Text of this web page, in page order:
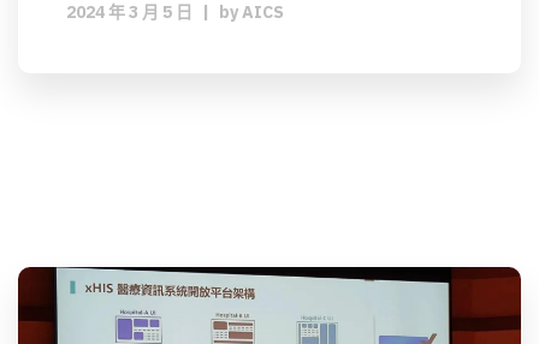
2024 年 3 月 5 日 | byAICS